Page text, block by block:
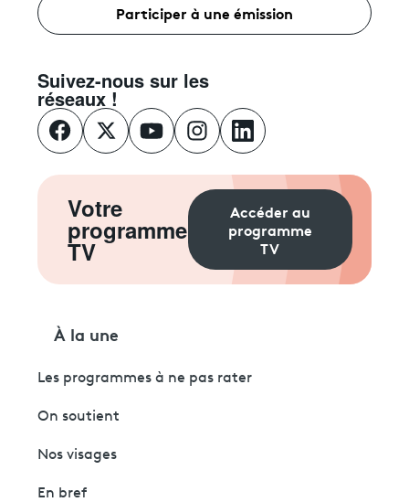
Participer à une émission
Suivez-nous sur les
réseaux !
Votre
programme
TV
Accéder au
programme
TV
À la une
Les programmes à ne pas rater
On soutient
Nos visages
En bref